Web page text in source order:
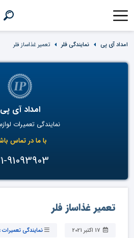
امداد آی پی نمایندگی فلر تعمیر غذاساز فلر
امداد آی پی
نمایندگی تعمیرات
با ما در تماس
91093903
تعمیر غذاساز فلر
نمایندگی تعمیرات